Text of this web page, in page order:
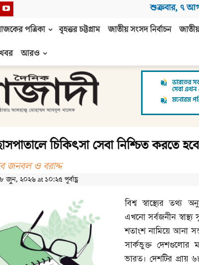
শুক্রবার, ৭
পত্রিকা বৃহত্তর চট্টগ্রাম জাতীয় সংসদ নির্বাচন জাতীয়
আরও
চিকিৎসা সেবা নিশ্চিত করতে হবে
জনবল ও বরাদ্দ
জুন, ২০২৬ at ১০:২৫ পূর্বাহ্ণ
বিশ্ব স্বাস্থ্যের তথ্য
এখনো সর্বজনীন স্বাস্থ্য
শতাংশ নামিয়ে আনা
সার্কভুক্ত দেশগুলোর
ভারত। দেশটির প্রায়